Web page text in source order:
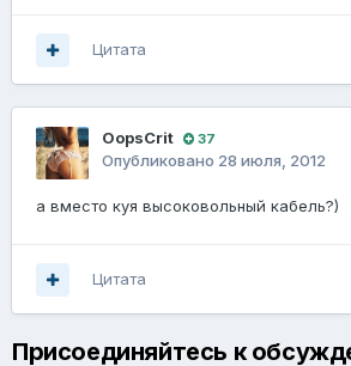
Цитата
OopsCrit 37
Опубликовано 28 июля, 2012
а вместо куя высоковольный кабель?)
Цитата
Присоединяйтесь к